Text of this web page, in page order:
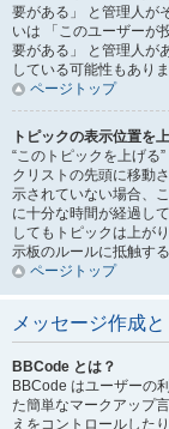
要がある」 と管理人が
いは 「このユーザーが
要がある」 と管理人が
している可能性もあり
ページトップ
トピックの表示位置を
“このトピックを上げる
クリストの先頭に移動
示されていない場合、
に十分な時間が経過し
してもトピックは上が
示板のルールに抵触す
ページトップ
メッセージ作成
BBCode とは？
BBCode はユーザーの
た簡単なマークアップ
えをコントロールした